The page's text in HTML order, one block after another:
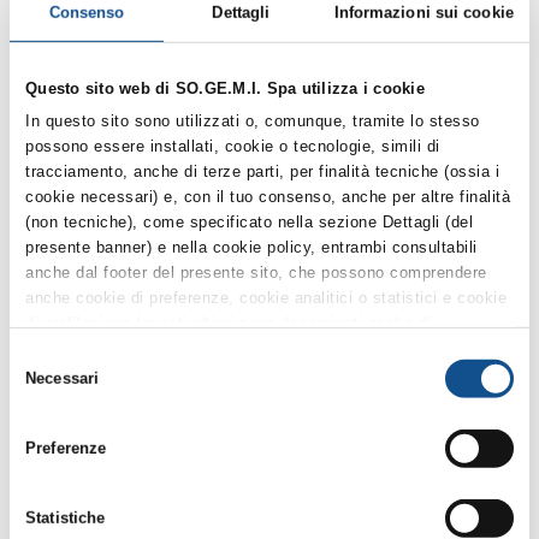
Consenso Dettagli Informazioni sui cookie
Questo sito web di SO.GE.M.I. Spa utilizza i cookie
In questo sito sono utilizzati o, comunque, tramite lo stesso
possono essere installati, cookie o tecnologie, simili di
tracciamento, anche di terze parti, per finalità tecniche (ossia i
cookie necessari) e, con il tuo consenso, anche per altre finalità
(non tecniche), come specificato nella sezione Dettagli (del
presente banner) e nella cookie policy, entrambi consultabili
anche dal footer del presente sito, che possono comprendere
anche cookie di preferenze, cookie analitici o statistici e cookie
consenso, in qualsiasi momento, cliccando su Accetta i
selezionati. Puoi acconsentire all’utilizzo di tali tecnologie
informativa e/o utilizzando il tasto “Rifiuta i cookie non tecnici”,
verranno installati solamente i cookie tecnici. Per quanto
riguarda ulteriori informazioni previste dall’art. 13 del
delNecessari
Preferenze
Statistiche
Delibera-nomina-Commissione-Giudicatrice
Modello 1 - Domanda di partecipazione
Patto d-Integrita